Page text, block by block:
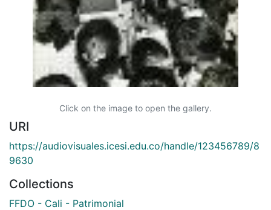
Click on the image to open the gallery.
URI
https://audiovisuales.icesi.edu.co/handle/123456789/8
9630
Collections
FFDO - Cali - Patrimonial